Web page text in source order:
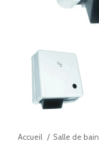
Accueil Salle de bain